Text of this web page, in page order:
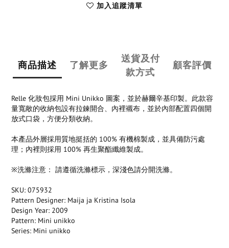
加入追蹤清單
商品描述 了解更多
送貨及付
款方式
顧客評價
Relle 化妝包採用 Mini Unikko 圖案，並於赫爾辛基印製。此款容
量寬敞的收納包設有拉鍊開合、內裡襯布，並於內部配置四個開
放式口袋，方便分類收納。
本產品外層採用質地挺括的 100% 有機棉製成，並具備防污處
理；內裡則採用 100% 再生聚酯纖維製成。
※洗滌注意： 請遵循洗滌標示，深淺色請分開洗滌。
SKU: 075932
Pattern Designer: Maija ja Kristina Isola
Design Year: 2009
Pattern: Mini unikko
Series: Mini unikko